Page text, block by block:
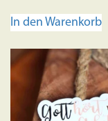
In den Warenkorb